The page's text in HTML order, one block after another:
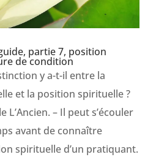
partie 7, position
de condition
y a-t-il entre la
et la position spirituelle ?
L’Ancien. – Il peut s’écouler
avant de connaître
spirituelle d’un pratiquant.